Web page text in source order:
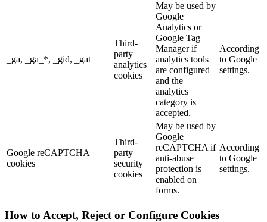
_ga, _ga_*, _gid, _gat
Third-
party
analytics
cookies
May be used by
Google
Analytics or
Google Tag
Manager if
analytics tools
are configured
and the
analytics
category is
accepted.
According
to Google
settings.
Google reCAPTCHA
cookies
Third-
party
security
cookies
May be used by
Google
reCAPTCHA if
anti-abuse
protection is
enabled on
forms.
According
to Google
settings.
How to Accept, Reject or Configure Cookies